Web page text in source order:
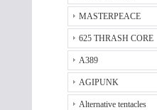
MASTERPEACE
625 THRASH CORE
A389
AGIPUNK
Alternative tentacles